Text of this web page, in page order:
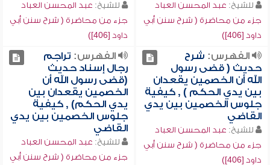
للشيخ: عبد المحسن العباد
جزء من محاضرة ( شرح سنن أبي
داود [406])
للشيخ: عبد المحسن العباد
جزء من محاضرة ( شرح سنن أبي
داود [406])
الفهرس: شرح
حديث ( قضى رسول
الله أن الخصمين يقعدان
بين يدي الحكم ) , كيفية
جلوس الخصمين بين يدي
القاضي
للشيخ: عبد المحسن العباد
جزء من محاضرة ( شرح سنن أبي
داود [406])
الفهرس: تراجم
رجال إسناد حديث
(قضى رسول الله أن
الخصمين يقعدان بين
يدي الحكم) , كيفية
جلوس الخصمين بين يدي
القاضي
للشيخ: عبد المحسن العباد
جزء من محاضرة ( شرح سنن أبي